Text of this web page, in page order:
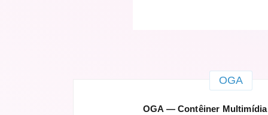
OGA
OGA — Contêiner